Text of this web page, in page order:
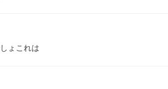
ょこれは